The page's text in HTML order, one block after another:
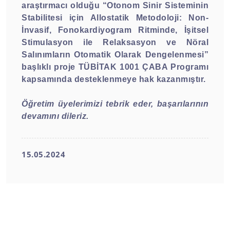
araştırmacı olduğu “Otonom Sinir Sisteminin
Stabilitesi için Allostatik Metodoloji: Non-
İnvasif, Fonokardiyogram Ritminde, İşitsel
Stimulasyon ile Relaksasyon ve Nöral
Salınımların Otomatik Olarak Dengelenmesi”
başlıklı proje TÜBİTAK 1001 ÇABA Programı
kapsamında desteklenmeye hak kazanmıştır.
Öğretim üyelerimizi tebrik eder, başarılarının
devamını dileriz.
15.05.2024